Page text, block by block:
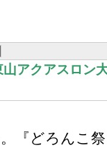
アクアスロン
『どろんこ